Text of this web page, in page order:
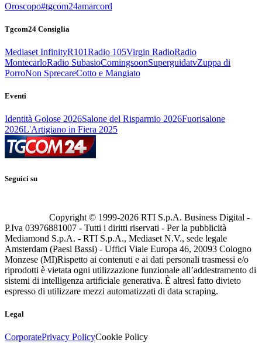
Oroscopo#tgcom24amarcord
Tgcom24 Consiglia
Mediaset InfinityR101Radio 105Virgin RadioRadio
MontecarloRadio SubasioComingsoonSuperguidatvZuppa di
PorroNon SprecareCotto e Mangiato
Eventi
Identità Golose 2026Salone del Risparmio 2026Fuorisalone
2026L'Artigiano in Fiera 2025
Seguici su
Copyright © 1999-2026 RTI S.p.A. Business Digital -
P.Iva 03976881007 - Tutti i diritti riservati - Per la pubblicità
Mediamond S.p.A. - RTI S.p.A., Mediaset N.V., sede legale
Amsterdam (Paesi Bassi) - Uffici Viale Europa 46, 20093 Cologno
Monzese (MI)Rispetto ai contenuti e ai dati personali trasmessi e/o
riprodotti è vietata ogni utilizzazione funzionale all’addestramento di
sistemi di intelligenza artificiale generativa. È altresì fatto divieto
espresso di utilizzare mezzi automatizzati di data scraping.
Legal
CorporatePrivacy PolicyCookie Policy